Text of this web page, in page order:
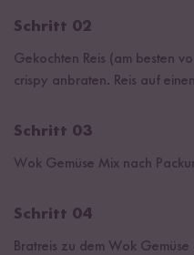
Schritt 02
Gekochten Reis (am besten
crispy anbraten. Reis auf
Schritt 03
Wok Gemüse Mix nach
Schritt 04
Bratreis zu dem Wok